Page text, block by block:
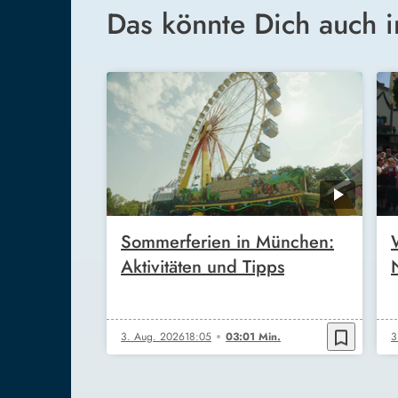
Das könnte Dich auch
Sommerferien in München:
Aktivitäten und Tipps
3. Aug. 202618:05 03:01 Min. bookmark_border